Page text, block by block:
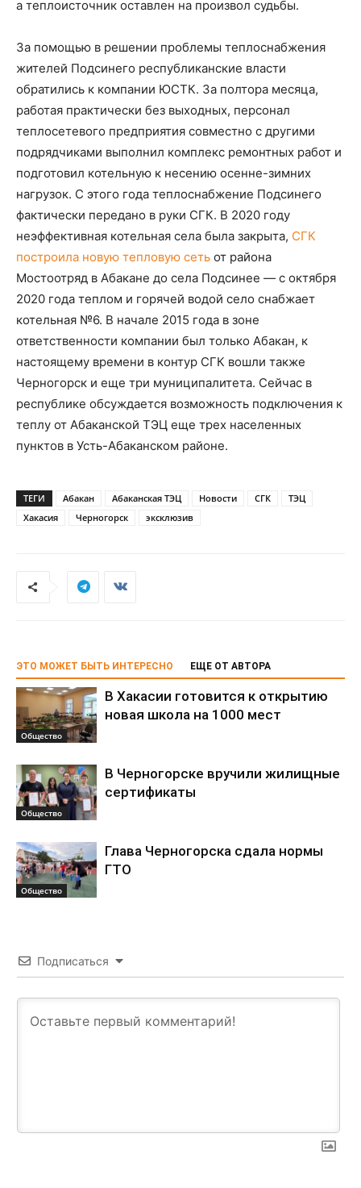
а теплоисточник оставлен на произвол судьбы.
За помощью в решении проблемы теплоснабжения
жителей Подсинего республиканские власти
обратились к компании ЮСТК. За полтора месяца,
работая практически без выходных, персонал
теплосетевого предприятия совместно с другими
подрядчиками выполнил комплекс ремонтных работ и
подготовил котельную к несению осенне-зимних
нагрузок. С этого года теплоснабжение Подсинего
фактически передано в руки СГК. В 2020 году
неэффективная котельная села была закрыта, СГК
построила новую тепловую сеть от района
Мостоотряд в Абакане до села Подсинее — с октября
2020 года теплом и горячей водой село снабжает
котельная №6. В начале 2015 года в зоне
ответственности компании был только Абакан, к
настоящему времени в контур СГК вошли также
Черногорск и еще три муниципалитета. Сейчас в
республике обсуждается возможность подключения к
теплу от Абаканской ТЭЦ еще трех населенных
пунктов в Усть-Абаканском районе.
ТЕГИ Абакан Абаканская ТЭЦ Новости СГК
ТЭЦ
Хакасия
Черногорск эксклюзив
ЭТО МОЖЕТ БЫТЬ ИНТЕРЕСНО ЕЩЕ ОТ АВТОРА
Общество
В Хакасии готовится к открытию
новая школа на 1000 мест
Общество
В Черногорске вручили жилищные
сертификаты
Общество
Глава Черногорска сдала нормы
ГТО
Подписаться